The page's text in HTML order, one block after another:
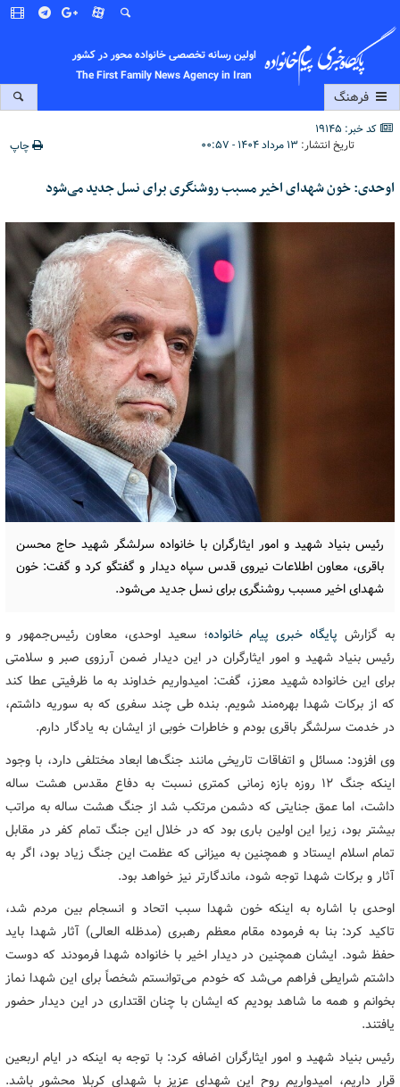
اولین رسانه تخصصی خانواده محور در کشور
The First Family News Agency in Iran
فرهنگ
کد خبر: 19145
تاریخ انتشار:۱۳ مرداد ۱۴۰۴ - ۰۰:۵۷ چاپ
اوحدی: خون شهدای اخیر مسبب روشنگری برای نسل جدید می‌شود
رئیس بنیاد شهید و امور ایثارگران با خانواده سرلشگر شهید حاج محسن
باقری، معاون اطلاعات نیروی قدس سپاه دیدار و گفتگو کرد و گفت: خون
شهدای اخیر مسبب روشنگری برای نسل جدید می‌شود.
به گزارش پایگاه خبری پیام خانواده؛ سعید اوحدی، معاون رئیس‌جمهور و
رئیس بنیاد شهید و امور ایثارگران در این دیدار ضمن آرزوی صبر و سلامتی
برای این خانواده شهید معزز، گفت: امیدواریم خداوند به ما ظرفیتی عطا کند
که از برکات شهدا بهره‌مند شویم. بنده طی چند سفری که به سوریه داشتم،
در خدمت سرلشگر باقری بودم و خاطرات خوبی از ایشان به یادگار دارم.
وی افزود: مسائل و اتفاقات تاریخی مانند جنگ‌ها ابعاد مختلفی دارد، با وجود
اینکه جنگ ۱۲ روزه بازه زمانی کمتری نسبت به دفاع مقدس هشت ساله
داشت، اما عمق جنایتی که دشمن مرتکب شد از جنگ هشت ساله به مراتب
بیشتر بود، زیرا این اولین باری بود که در خلال این جنگ تمام کفر در مقابل
تمام اسلام ایستاد و همچنین به میزانی که عظمت این جنگ زیاد بود، اگر به
آثار و برکات شهدا توجه شود، ماندگارتر نیز خواهد بود.
اوحدی با اشاره به اینکه خون شهدا سبب اتحاد و انسجام بین مردم شد،
تاکید کرد: بنا به فرموده مقام معظم رهبری (مدظله العالی) آثار شهدا باید
حفظ شود. ایشان همچنین در دیدار اخیر با خانواده شهدا فرمودند که دوست
داشتم شرایطی فراهم می‌شد که خودم می‌توانستم شخصاً برای این شهدا نماز
بخوانم و همه ما شاهد بودیم که ایشان با چنان اقتداری در این دیدار حضور
یافتند.
رئیس بنیاد شهید و امور ایثارگران اضافه کرد: با توجه به اینکه در ایام اربعین
قرار داریم، امیدواریم روح این شهدای عزیز با شهدای کربلا محشور باشد.